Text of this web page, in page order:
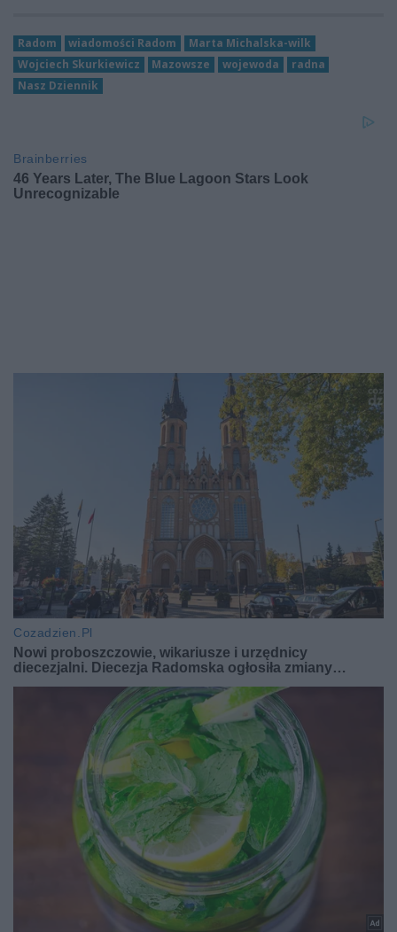
Radom wiadomości Radom
Marta Michalska-wilk
Wojciech Skurkiewicz
Mazowsze wojewoda
radna
Nasz Dziennik